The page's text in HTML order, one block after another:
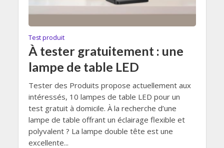
Test produit
À tester gratuitement : une
lampe de table LED
Tester des Produits propose actuellement aux
intéressés, 10 lampes de table LED pour un
test gratuit à domicile. À la recherche d’une
lampe de table offrant un éclairage flexible et
polyvalent ? La lampe double tête est une
excellente...